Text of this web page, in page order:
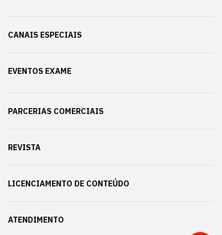
CANAIS ESPECIAIS
EVENTOS EXAME
PARCERIAS COMERCIAIS
REVISTA
LICENCIAMENTO DE CONTEÚDO
ATENDIMENTO